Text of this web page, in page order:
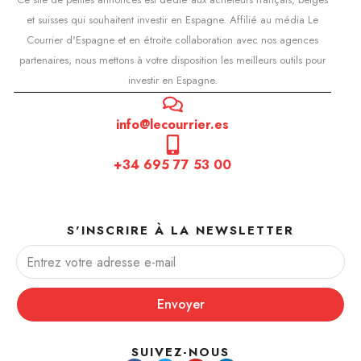
et suisses qui souhaitent investir en Espagne. Affilié au média Le
Courrier d'Espagne et en étroite collaboration avec nos agences
partenaires, nous mettons à votre disposition les meilleurs outils pour
investir en Espagne.
info@lecourrier.es
+34 695 77 53 00
S'INSCRIRE À LA NEWSLETTER
Envoyer
SUIVEZ-NOUS